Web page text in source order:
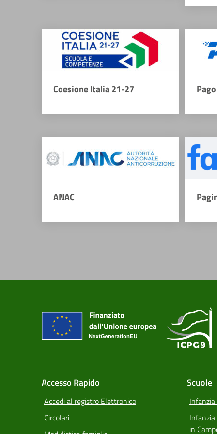
Coesione Italia 21-27
ANAC
Accesso Rapido
Accedi al registro Elettronico
Circolari
Scuole
in